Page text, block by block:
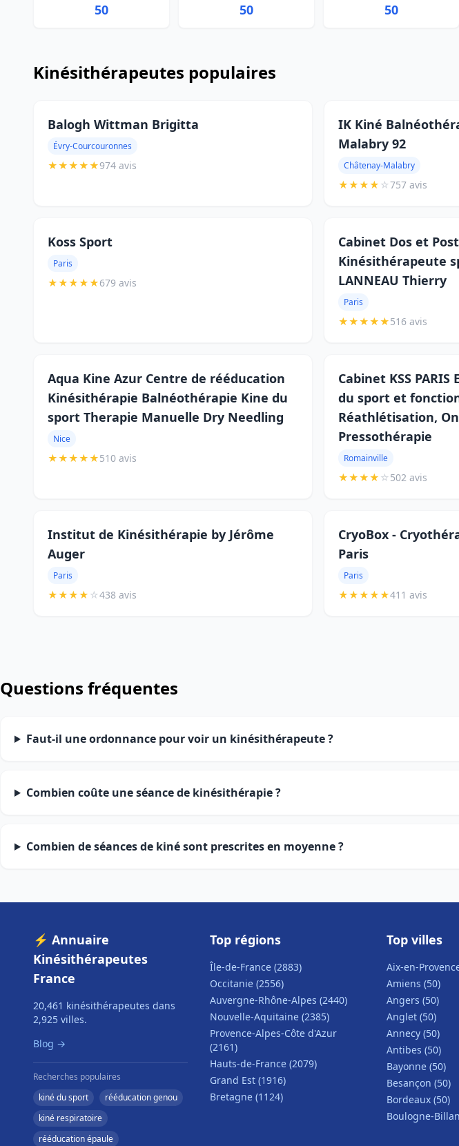
50 50 50
Kinésithérapeutes populaires
Balogh Wittman Brigitta
Évry-Courcouronnes
★★★★★974 avis
IK Kiné
Malabry 92
Châtenay-Malabry
★★★★ ☆757 avis
Koss Sport
Paris
★★★★★679 avis
Cabinet Dos et
Kinésithérapeute
LANNEAU Thierry
Paris
★★★★★516 avis
Aqua Kine Azur Centre de rééducation
Kinésithérapie Balnéothérapie Kine du
sport Therapie Manuelle Dry Needling
Nice
★★★★★510 avis
Cabinet KSS
du sport et
Réathlétisation,
Pressothérapie
Romainville
★★★★ ☆502 avis
Institut de Kinésithérapie by Jérôme
Auger
Paris
★★★★ ☆438 avis
CryoBox -
Paris
Paris
★★★★★411 avis
Questions fréquentes
Faut-il une ordonnance pour voir un kinésithérapeute ?
Combien coûte une séance de kinésithérapie ?
Combien de séances de kiné sont prescrites en moyenne ?
⚡ Annuaire
Kinésithérapeutes
France
20,461 kinésithérapeutes dans
2,925 villes.
Blog →
Recherches populaires
kiné du sport
rééducation genou
kiné respiratoire
rééducation épaule
Top régions
Île-de-France (2883)
Occitanie (2556)
Auvergne-Rhône-Alpes (2440)
Nouvelle-Aquitaine (2385)
Provence-Alpes-Côte d'Azur
(2161)
Hauts-de-France (2079)
Grand Est (1916)
Bretagne (1124)
Top villes
Aix-en-
Amiens (50)
Angers (50)
Anglet (50)
Annecy (50)
Antibes (50)
Bayonne (50)
Besançon (50)
Bordeaux (50)
Boulogne-